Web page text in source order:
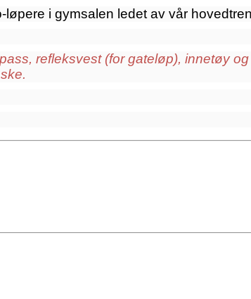
i gymsalen ledet av vår
refleksvest (for gateløp), innetøy